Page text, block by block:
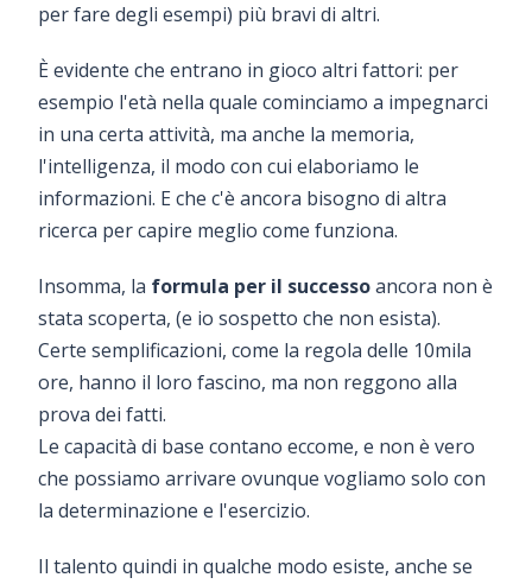
per fare degli esempi) più bravi di altri.
È evidente che entrano in gioco altri fattori: per
esempio l'età nella quale cominciamo a impegnarci
in una certa attività, ma anche la memoria,
l'intelligenza, il modo con cui elaboriamo le
informazioni. E che c'è ancora bisogno di altra
ricerca per capire meglio come funziona.
Insomma, la formula per il successoancora non è
stata scoperta, (e io sospetto che non esista).
Certe semplificazioni, come la regola delle 10mila
ore, hanno il loro fascino, ma non reggono alla
prova dei fatti.
Le capacità di base contano eccome, e non è vero
che possiamo arrivare ovunque vogliamo solo con
la determinazione e l'esercizio.
Il talento quindi in qualche modo esiste, anche se